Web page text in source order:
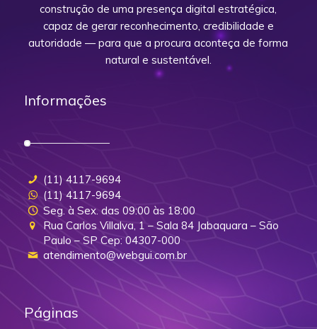
construção de uma presença digital estratégica,
capaz de gerar reconhecimento, credibilidade e
autoridade — para que a procura aconteça de forma
natural e sustentável.
Informações
(11) 4117-9694
(11) 4117-9694
Seg. à Sex. das 09:00 às 18:00
Rua Carlos Villalva, 1 – Sala 84 Jabaquara – São
Paulo – SP Cep: 04307-000
atendimento@webgui.com.br
Páginas